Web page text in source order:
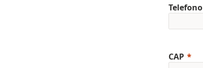
Telefono
CAP